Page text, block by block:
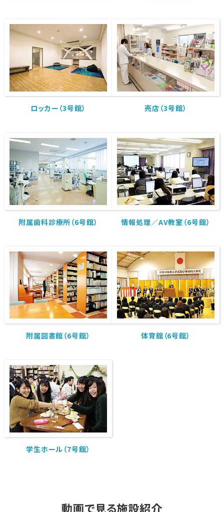
ロッカー（3号館） 売店（3号館）
附属歯科診療所（6号館） 情報処理／AV教室（6号館）
附属図書館（6号館） 体育館（6号館）
学生ホール（7号館）
動画で見る施設紹介